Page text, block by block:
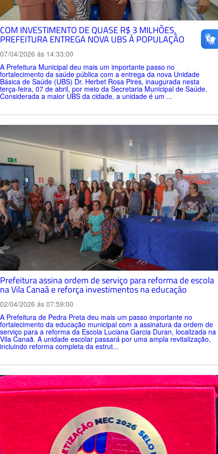
COM INVESTIMENTO DE QUASE R$ 3 MILHÕES,
PREFEITURA ENTREGA NOVA UBS À POPULAÇÃO
07/04/2026 ás 14:33:00
A Prefeitura Municipal deu mais um importante passo no
fortalecimento da saúde pública com a entrega da nova Unidade
Básica de Saúde (UBS) Dr. Herbet Rosa Pires, inaugurada nesta
terça-feira, 07 de abril, por meio da Secretaria Municipal de Saúde.
Considerada a maior UBS da cidade, a unidade é um ...
Prefeitura assina ordem de serviço para reforma de escola
na Vila Canaã e reforça investimentos na educação
02/04/2026 ás 07:59:00
A Prefeitura de Pedra Preta deu mais um passo importante no
fortalecimento da educação municipal com a assinatura da ordem de
serviço para a reforma da Escola Luciana Garcia Duran, localizada na
Vila Canaã. A unidade escolar passará por uma ampla revitalização,
incluindo reforma completa da estrut...